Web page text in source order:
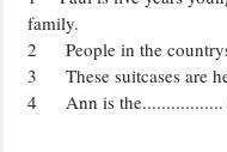
Вузы
Олимпиады
family.
2 People in the
3 These suitcases are
4 Ann is the.................